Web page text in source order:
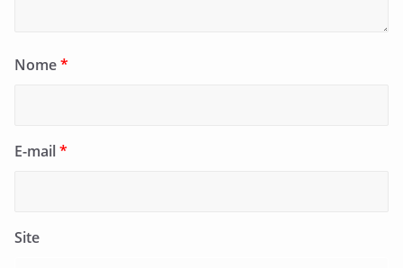
Nome*
E-mail*
Site